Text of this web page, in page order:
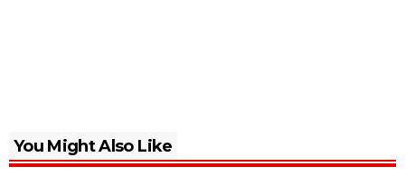
You Might Also Like